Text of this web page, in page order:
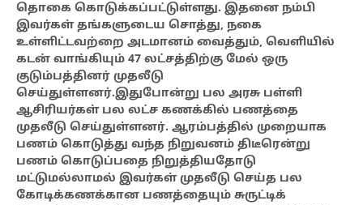
தொகை கொடுக்கப்பட்டுள்ளது. இதனை நம்பி
இவர்கள் தங்களுடைய சொத்து, நகை
உள்ளிட்டவற்றை அடமானம் வைத்தும், வெளியில்
கடன் வாங்கியும் 47 லட்சத்திற்கு மேல் ஒரு
குடும்பத்தினர் முதலீடு
செய்துள்ளனர்.இதுபோன்று பல அரசு பள்ளி
ஆசிரியர்கள் பல லட்ச கணக்கில் பணத்தை
முதலீடு செய்துள்ளனர். ஆரம்பத்தில் முறையாக
பணம் கொடுத்து வந்த நிறுவனம் திடீரென்று
பணம் கொடுப்பதை நிறுத்தியதோடு
மட்டுமல்லாமல் இவர்கள் முதலீடு செய்த பல
கோடிக்கணக்கான பணத்தையும் சுருட்டிக்